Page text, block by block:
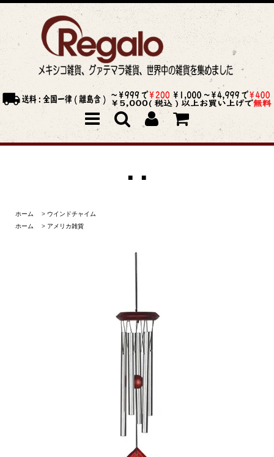
■ ■
ホーム > ウインドチャイム
ホーム
> アメリカ雑貨